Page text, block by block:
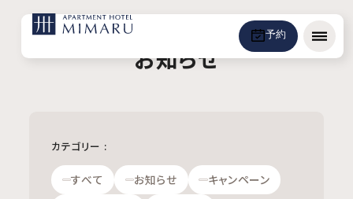
メニュ
予約
お知らせ
カテゴリー :
すべて お知らせ
キャンペーン